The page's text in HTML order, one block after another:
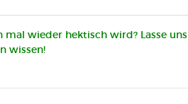
wieder hektisch wird? Lasse uns
wissen!